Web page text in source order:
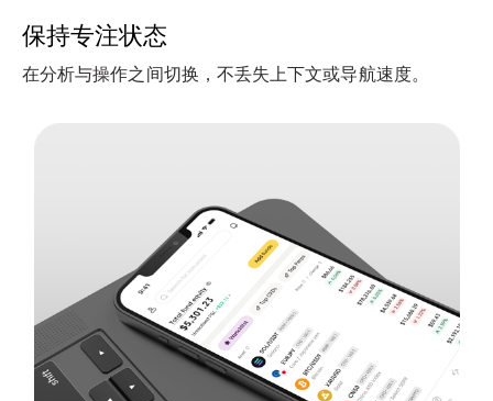
保持专注状态
在分析与操作之间切换，不丢失上下文或导航速度。